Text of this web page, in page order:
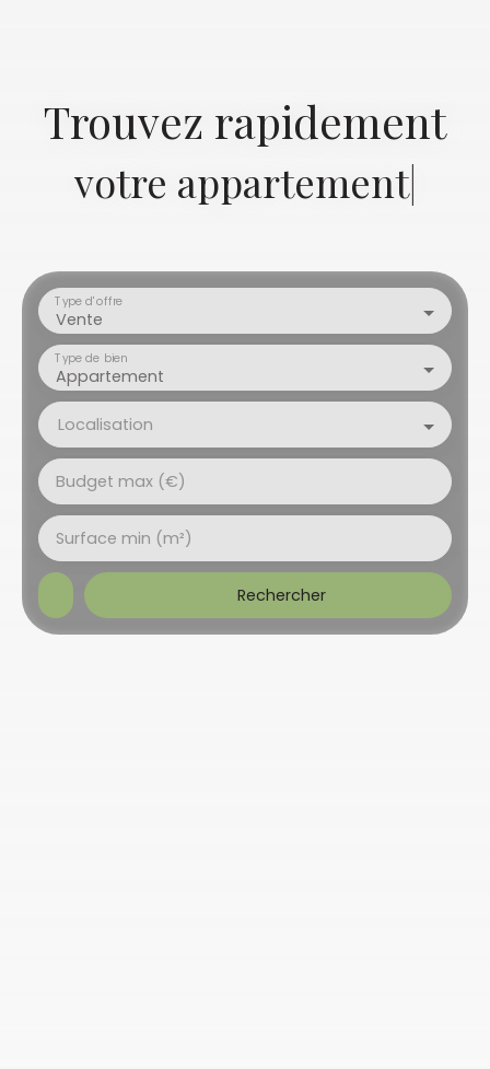
Trouvez rapidement
votre|
Vente
Type d'offre
Appartement
Type de bien
Localisation
Budget max (€)
Surface min (m²)
Rechercher